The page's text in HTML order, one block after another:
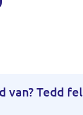
van? Tedd fel